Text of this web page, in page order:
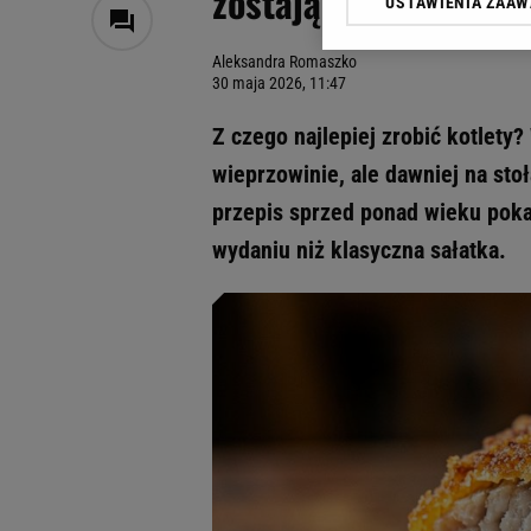
Aleksandra Romaszko
30 maja 2026, 11:47
Z czego najlepiej zrobić
wieprzowinie, ale dawniej na
przepis sprzed ponad wieku
wydaniu niż klasyczna sałatka.
Klikając „Akceptuję”
dotyczące plików
My, nasi Zaufani
Użycie dokładnych
Przechowywanie
badnie odbiorców i